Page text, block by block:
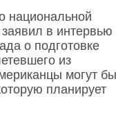
национальной
в интервью
о подготовке
из
могут
планирует